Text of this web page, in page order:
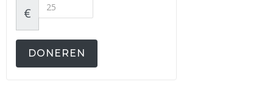
€
DONEREN